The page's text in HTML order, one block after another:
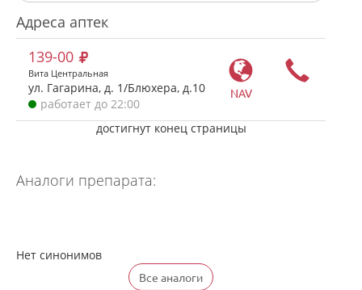
Адреса аптек
NAV
139-00
Вита Центральная
ул. Гагарина, д. 1/Блюхера, д.10
работает до 22:00
достигнут конец страницы
Аналоги препарата:
Нет синонимов
Все аналоги